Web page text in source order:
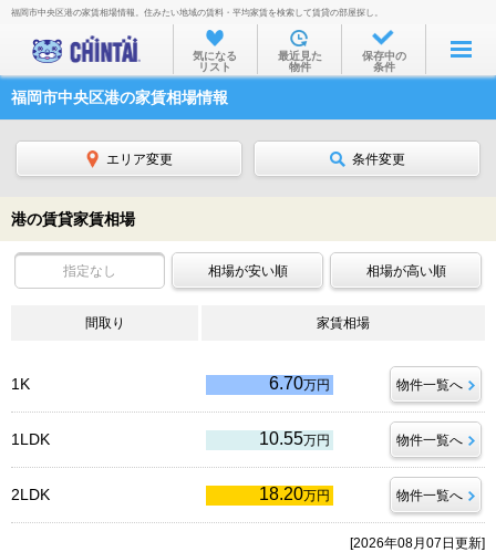
お部屋を探す
沿線・駅から
不動産会社から
福岡市中央区港の家賃相場情報。住みたい地域の賃料・平均家賃を検索して賃貸の部屋探し。
気になる
リスト
最近見た
物件
保存中の
条件
福岡市中央区港の家賃相場情報
エリア変更 条件変更
港の賃貸家賃相場
指定なし 相場が安い順 相場が高い順
間取り 家賃相場
1K 6.70万円 物件一覧へ
1LDK 10.55万円 物件一覧へ
2LDK 18.20万円 物件一覧へ
[2026年08月07日更新]